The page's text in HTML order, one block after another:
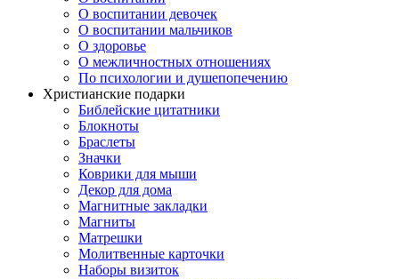
О воспитании девочек
О воспитании мальчиков
О здоровье
О межличностных отношениях
По психологии и душепопечению
Христианские подарки
Библейские цитатники
Блокноты
Браслеты
Значки
Коврики для мыши
Декор для дома
Магнитные закладки
Магниты
Матрешки
Молитвенные карточки
Наборы визиток